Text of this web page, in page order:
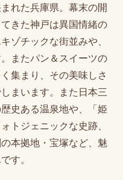
れた兵庫県。幕末の開
きた神戸は異国情緒の
ゾチックな街並みや、
またパン＆スイーツの
集まり、その美味しさ
まいます。また日本三
史ある温泉地や、「姫
トジェニックな史跡、
本拠地・宝塚など、魅
す。